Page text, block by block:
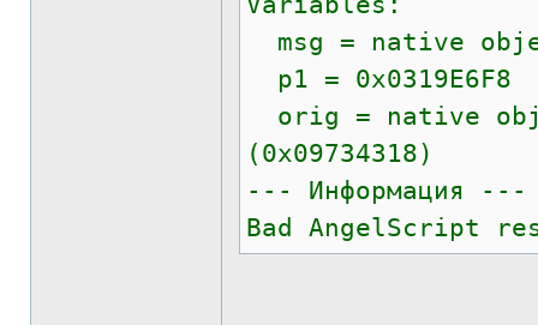
msg = native
p1 = 0x0319E6F8
orig = native
(0x09734318)
--- Информация ---
Bad AngelScript